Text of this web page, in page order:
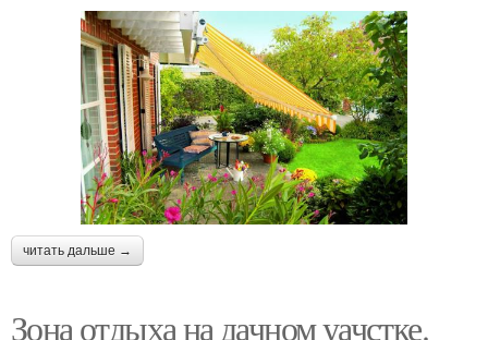
читать дальше →
Зона отдыха на дачном уачстке.